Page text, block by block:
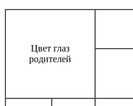
Цвет глаз
родителей